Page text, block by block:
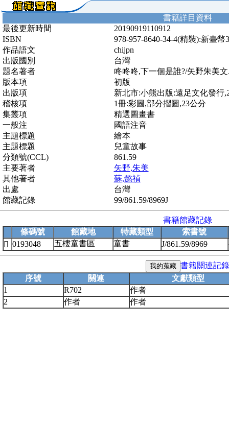
書籍詳目資料
最後更新時間
20190919110912
ISBN
978-957-8640-34-4(精裝):新臺幣
作品語文
chijpn
出版國別
台灣
題名著者
咚咚咚,下一個是誰?/矢野朱美
版本項
初版
出版項
新北市:小熊出版:遠足文化發行
稽核項
1冊:彩圖,部分摺圖,23公分
集叢項
精選圖畫書
一般注
國語注音
主題標題
繪本
主題標題
兒童故事
分類號(CCL)
861.59
主要著者
矢野,朱美
其他著者
蘇,懿禎
出處
台灣
館藏記錄
99/861.59/8969J
書籍館藏記錄
條碼號
館藏地 特藏類型
索書號
 0193048 五樓童書區 童書 J/861.59/8969
書籍關連記錄
序號
關連
文獻類型
1
R702
作者
2
作者 作者